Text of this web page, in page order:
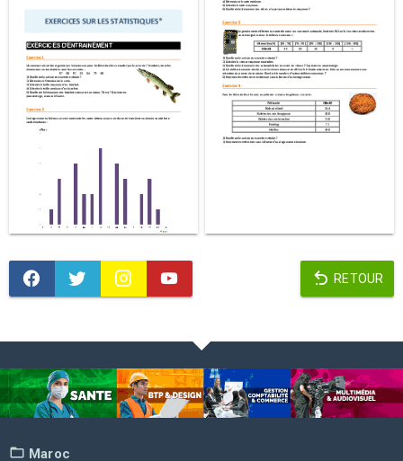
RETOUR
Maroc